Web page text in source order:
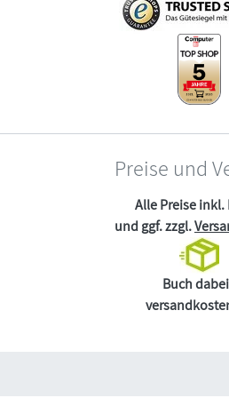
Preise und
Alle Preise inkl.
und ggf. zzgl.
Buch